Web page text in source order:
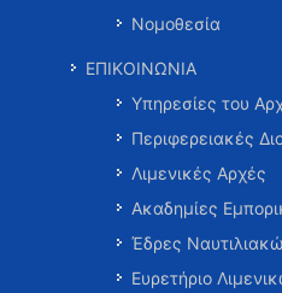
Νομοθεσία
ΕΠΙΚΟΙΝΩΝΙΑ
Υπηρεσίες του
Περιφερειακές
Λιμενικές Αρχές
Ακαδημίες
Έδρες
Ευρετήριο